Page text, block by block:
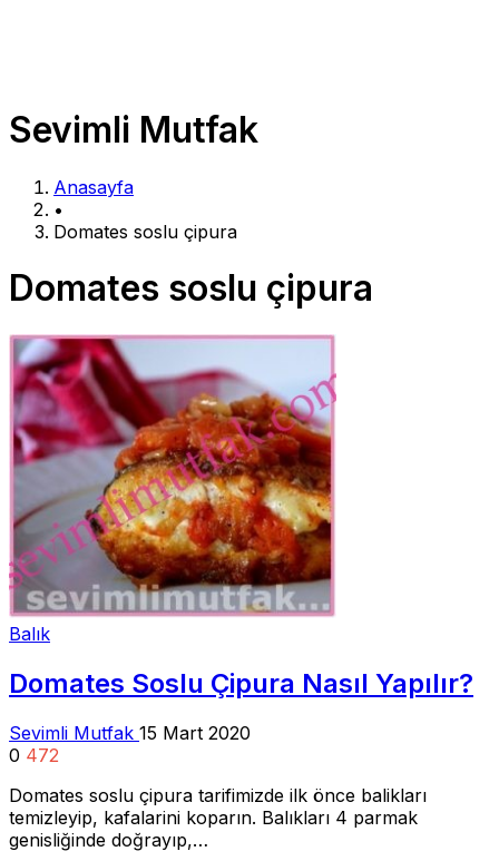
Sevimli Mutfak
Anasayfa
•
Domates soslu çipura
Domates soslu çipura
Balık
Domates Soslu Çipura Nasıl Yapılır?
Sevimli Mutfak 15 Mart 2020
0 472
Domates soslu çipura tarifimizde ilk önce balikları
temizleyip, kafalarini koparın. Balıkları 4 parmak
genisliğinde doğrayıp,…